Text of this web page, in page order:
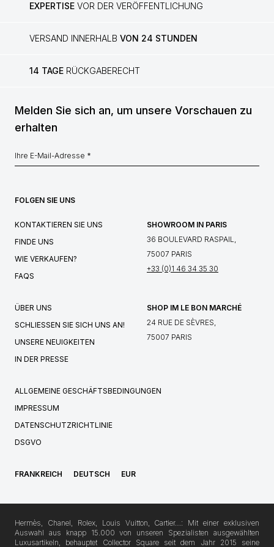
EXPERTISE VOR DER VERÖFFENTLICHUNG
VERSAND INNERHALB VON 24 STUNDEN
14 TAGE RÜCKGABERECHT
Melden Sie sich an, um unsere Vorschauen zu
erhalten
FOLGEN SIE UNS
KONTAKTIEREN SIE UNS
FINDE UNS
WIE VERKAUFEN?
FAQS
SHOWROOM IN PARIS
36 BOULEVARD RASPAIL,
75007 PARIS
+33 (0)1 46 34 35 30
ÜBER UNS
SCHLIESSEN SIE SICH UNS AN!
UNSERE NEUIGKEITEN
IN DER PRESSE
SHOP IM LE BON MARCHÉ
24 RUE DE SÈVRES,
75007 PARIS
ALLGEMEINE GESCHÄFTSBEDINGUNGEN
IMPRESSUM
DATENSCHUTZRICHTLINIE
DSGVO
FRANKREICH DEUTSCH EUR
Hermès, Chanel, Rolex, Louis Vuitton, Cartier…: Mit einer exklusiven
Auswahl aus knapp 15.000 von unseren Spezialisten ausgewählten
Luxusartikeln, behauptet Collector Square seit dem Jahr 2015 seine